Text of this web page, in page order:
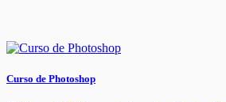
Curso de Photoshop